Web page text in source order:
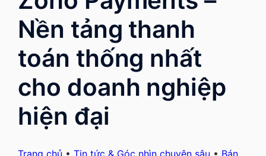
Nền tảng thanh
toán thống nhất
cho doanh nghiệp
hiện đại